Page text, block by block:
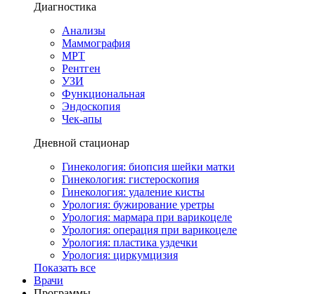
Диагностика
Анализы
Маммография
МРТ
Рентген
УЗИ
Функциональная
Эндоскопия
Чек-апы
Дневной стационар
Гинекология: биопсия шейки матки
Гинекология: гистероскопия
Гинекология: удаление кисты
Урология: бужирование уретры
Урология: мармара при варикоцеле
Урология: операция при варикоцеле
Урология: пластика уздечки
Урология: циркумцизия
Показать все
Врачи